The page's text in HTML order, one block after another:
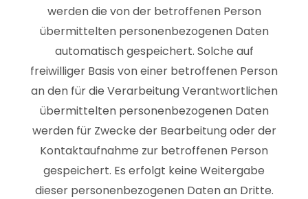
werden die von der betroffenen Person
übermittelten personenbezogenen Daten
automatisch gespeichert. Solche auf
freiwilliger Basis von einer betroffenen Person
an den für die Verarbeitung Verantwortlichen
übermittelten personenbezogenen Daten
werden für Zwecke der Bearbeitung oder der
Kontaktaufnahme zur betroffenen Person
gespeichert. Es erfolgt keine Weitergabe
dieser personenbezogenen Daten an Dritte.